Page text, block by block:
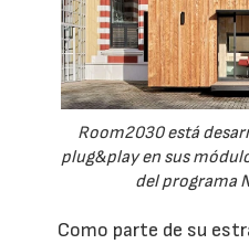
Room2030 está
plug&play en sus
del programa
Como parte de su